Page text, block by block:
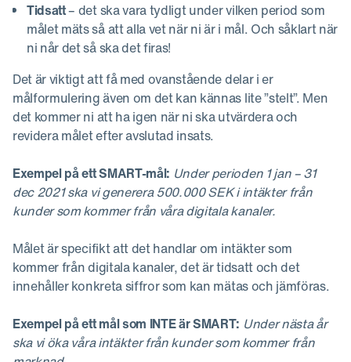
Tidsatt– det ska vara tydligt under vilken period som
målet mäts så att alla vet när ni är i mål. Och såklart när
ni når det så ska det firas!
Det är viktigt att få med ovanstående delar i er
målformulering även om det kan kännas lite ”stelt”. Men
det kommer ni att ha igen när ni ska utvärdera och
revidera målet efter avslutad insats.
Exempel på ett SMART-mål: Under perioden 1 jan – 31
dec 2021 ska vi generera 500.000 SEK i intäkter från
kunder som kommer från våra digitala kanaler.
Målet är specifikt att det handlar om intäkter som
kommer från digitala kanaler, det är tidsatt och det
innehåller konkreta siffror som kan mätas och jämföras.
Exempel på ett mål som INTE är SMART: Under nästa år
ska vi öka våra intäkter från kunder som kommer från